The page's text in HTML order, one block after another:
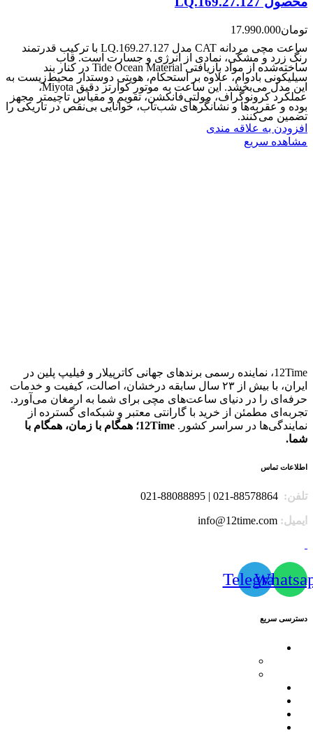
تومان17.990.000
ساعت مچی مردانه CAT مدل LQ.169.27.127 با ترکیب قدرتمند
رنگ زرد و مشکی، نمادی از انرژی و جسارت است. قاب
ساخته‌شده از مواد بازیافتی Tide Ocean Material در کنار بند
سیلیکونی بادوام، علاوه بر استحکام، هویتی دوستدار محیط‌زیست به
این مدل می‌بخشد. این ساعت به موتور کوارتز دقیق Miyota،
عملکرد کرونوگراف، مولتی‌فانکشن، تقویم و مقیاس تاچیمتر مجهز
بوده و عقربه‌ها و نشانگرهای شب‌تاب، خوانایی بی‌نقص در تاریکی را
تضمین می‌کنند.
افزودن به علاقه مندی
مشاهده سریع
12Time، نماینده رسمی برندهای جهانی کاترپیلار و فیلیپ پلین در
ایران، با بیش از ۲۳ سال سابقه درخشان، اصالت، کیفیت و خدمات
حرفه‌ای را در دنیای ساعت‌های مچی برای شما به ارمغان می‌آورد.
تجربه‌ای مطمئن از خرید با گارانتی معتبر و شبکه‌ای گسترده از
نمایندگی‌ها در سراسر کشور.
12Time؛ همگام با زمان، همگام با
شما.
اطلاعات تماس
تلفن:
ایمیل: info@12time.com
Telegram
دسترسی سریع